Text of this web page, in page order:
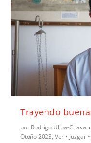
Trayendo
por Rodrigo Ulloa-
Otoño 2023,Ver • Juzgar